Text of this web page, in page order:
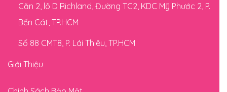
Căn 2, lô D Richland, Đường TC2, KDC Mỹ Phước 2, P.
Bến Cát, TP.HCM
Số 88 CMT8, P. Lái Thiêu, TP.HCM
Giới Thiệu